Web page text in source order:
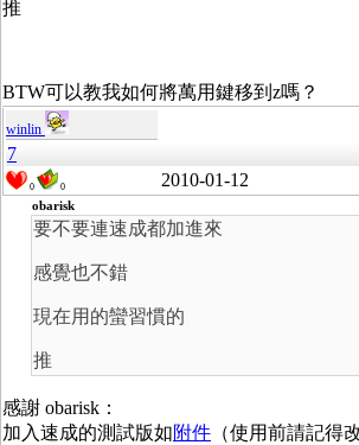
推
BTW可以教我如何將萬用鍵移到z嗎？
winlin
7
0 0 2010-01-12
obarisk
要不要連速成都加進來
感覺也不錯
現在用的蠻習慣的
推
感謝 obarisk：
加入速成的測試版如附件 （使用前請記得